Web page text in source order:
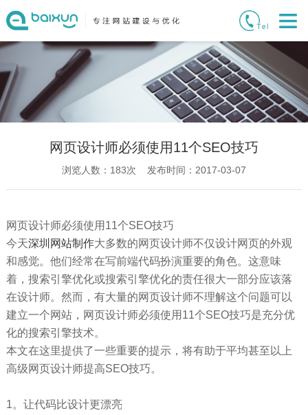
网页设计师必须使用11个SEO技巧
浏览人数： 183次 发布时间：2017-03-07
网页设计师必须使用11个SEO技巧
今天深圳网站制作大多数的网页设计师不仅设计网页的外观
和感觉。他们经常在写前端代码扮演重要的角色。这意味
着，搜索引擎优化或搜索引擎优化的责任很大一部分应该落
在设计师。然而，有大量的网页设计师不理解这个问题可以
建立一个网站，网页设计师必须使用11个SEO技巧是充分优
化的搜索引擎技术。
本文在这里提供了一些重要的提示，将有助于平均甚至以上
高级网页设计师提高SEO技巧。
1。让代码比设计更漂亮